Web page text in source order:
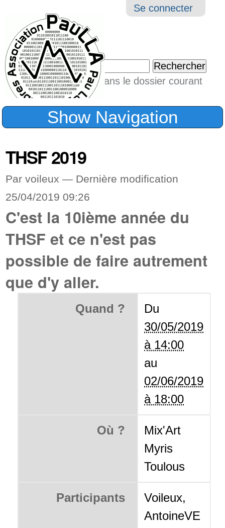
Outils
Se connecter
Chercher par
Seulement dans le dossier courant
Recherche
Show Navigation
THSF 2019
Par voileux — Dernière modification
25/04/2019 09:26
C'est la 10ième année du
THSF et ce n'est pas
possible de faire autrement
que d'y aller.
Quand ?
Du
30/05/2019
à 14:00
au
02/06/2019
à 18:00
Où ?
Mix'Art
Myris
Toulous
Participants
Voileux,
AntoineVE